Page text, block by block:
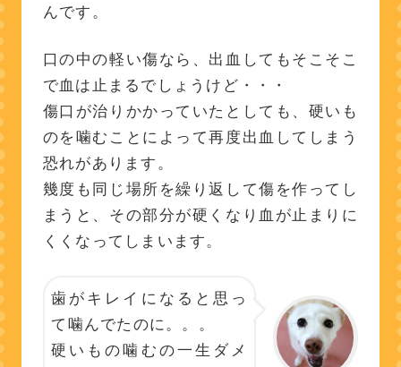
んです。
口の中の軽い傷なら、出血してもそこそこ
で血は止まるでしょうけど・・・
傷口が治りかかっていたとしても、硬いも
のを噛むことによって再度出血してしまう
恐れがあります。
幾度も同じ場所を繰り返して傷を作ってし
まうと、その部分が硬くなり血が止まりに
くくなってしまいます。
歯がキレイになると思っ
て噛んでたのに。。。
硬いもの噛むの一生ダメ